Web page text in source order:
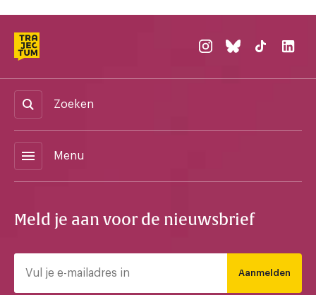
Zoeken
menu Menu
Meld je aan voor de nieuwsbrief
Aanmelden